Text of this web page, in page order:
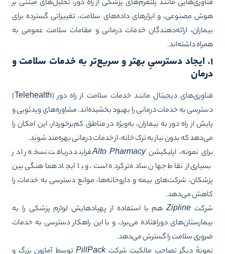
مانند پلتفرم‌های پزشکی از راه دور، تحلیل‌های مبتنی بر
مصنوعی، و ابزارهای داده‌های سلامت، تغییراتی گسترده برای
ارائه‌دهندگان خدمات درمانی و مقامات سلامت عمومی به
داشته‌اند.
ایجاد دسترسیِ بهتر و سریع‌تر به خدمات سلامت و
فناوری‌های دیجیتال مانند خدمات سلامت از راه دور (Telehealth)
به خدمات درمانی را بهبود بخشیده‌اند. مشاوره‌های ویدئویی و
از راه دور به بیماران، به‌ویژه در مناطق کم‌برخوردار، این امکان را
که بدون نیاز به ترک خانه، از خدمات درمانی بهره‌مند شوند.
نمونه، اپلیکیشنAlto Pharmacy فرایند دریافت نسخه را در
از نقاط جهان ساده‌تر کرده است، و با ایجاد هماهنگی بین
شرکت‌های بیمه و داروخانه‌ها، موانع دسترسی به خدمات را
می‌دهد.
Ziplineهم با استفاده از پهپادهایش لوازم پزشکی را به
دورافتاده می‌برد، و با این راهکار دسترسی به خدمات
سلامت را گسترش می‌دهد.
دیگر تصاحبِ مالکیت شرکتPillPackتوسط آمازونِ بزرگ و